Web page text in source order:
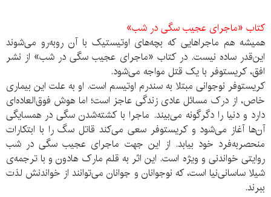
کتاب «ماجرای عجیب سگی در شب»
همیشه هم ماجراهایی که بچه‌های اوتیستیک با آن روبه‌‌رو می‌شوند
این‌قدر ساده نیست. در کتاب «ماجرای عجیب سگی در شب» از نشر
افق، کریستوفر با یک قتل مواجه می‌شود.
کریستوفر نوجوانی‌ مبتلا به‌ سندرم‌ اوتیسم‌ است‌. او به‌ علت‌ این‌ بیماری‌
خاص،‌ از درک‌ مسائل‌ عادی‌ زندگی‌ عاجز است‌؛ اما هوش‌ فوق‌العاده‌ای‌
دارد و دنیا را دگرگونه‌ می‌بیند. ماجرا با کشته‌‌شدن‌ سگی‌ در همسایگی‌
آن‌ها آغاز می‌شود و کریستوفر سعی‌ می‌کند قاتل‌ سگ‌ را با ابتکارات‌
منحصربه‌‌فرد خود بیابد. از این‌ جهت‌ ماجرای‌ عجیب‌ سگی‌ در شب‌
روایتی‌ خواندنی‌ و ویژه‌ است‌. این اثر به قلم مارک هادون و با ترجمه‌ی
شیلا ساسانی‌نیا است، که نوجوانان و جوانان می‌توانند از خواندنش لذت
ببرند.